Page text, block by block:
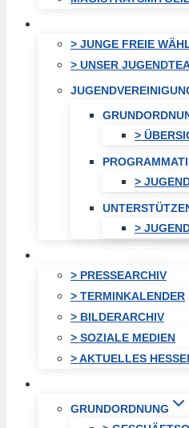
> JUNGE FREIE
> UNSER
>
>
>
> PRESSEARCHIV
> TERMINKALENDER
> BILDERARCHIV
> SOZIALE MEDIEN
> AKTUELLES
GRUNDORDNUNG